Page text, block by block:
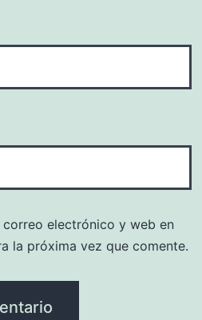
correo electrónico y web en
la próxima vez que comente.